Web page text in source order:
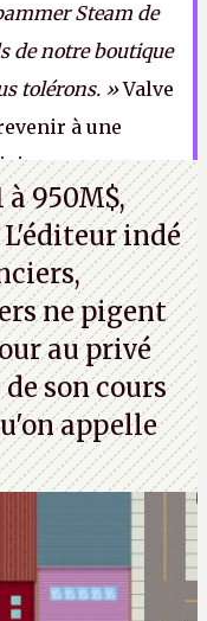
Steam de
de notre boutique
tolérons. »Valve
à une
comme
jeux sont déjà
à 950M$,
indé
ne pigent
au privé
son cours
appelle